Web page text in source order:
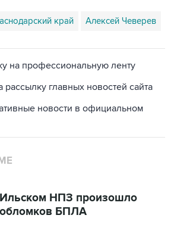
край Алексей Чеверев
на профессиональную ленту
рассылку главных новостей сайта
новости в официальном
НПЗ произошло
БПЛА